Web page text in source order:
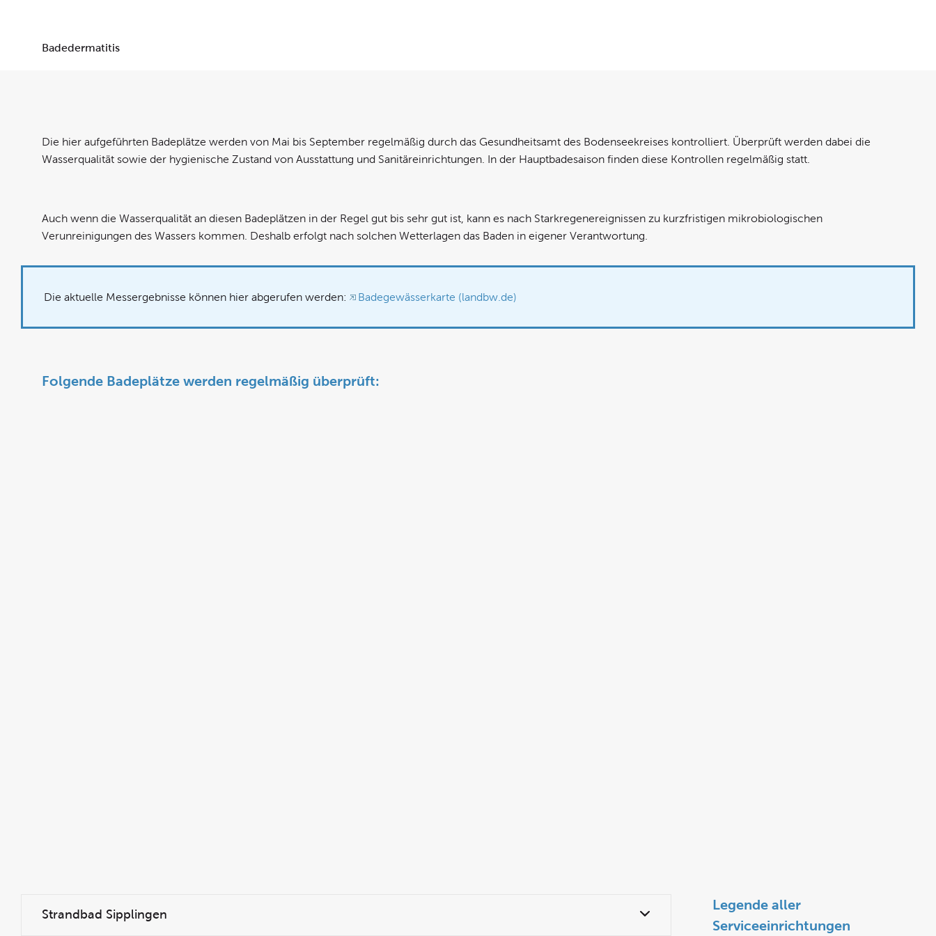
Badedermatitis
Die hier aufgeführten Badeplätze werden von Mai bis September regelmäßig durch das Gesundheitsamt des Bodenseekreises kontrolliert. Überprüft werden dabei die
Wasserqualität sowie der hygienische Zustand von Ausstattung und Sanitäreinrichtungen. In der Hauptbadesaison finden diese Kontrollen regelmäßig statt.
Auch wenn die Wasserqualität an diesen Badeplätzen in der Regel gut bis sehr gut ist, kann es nach Starkregenereignissen zu kurzfristigen mikrobiologischen
Verunreinigungen des Wassers kommen. Deshalb erfolgt nach solchen Wetterlagen das Baden in eigener Verantwortung.
Die aktuelle Messergebnisse können hier abgerufen werden: Badegewässerkarte (landbw.de)
Folgende Badeplätze werden regelmäßig überprüft:
Strandbad Sipplingen
Legende aller
Serviceeinrichtungen